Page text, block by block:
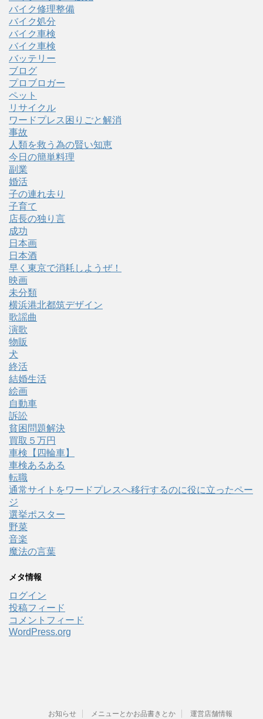
バイク修理整備
バイク処分
バイク車検
バイク車検
バッテリー
ブログ
プロブロガー
ペット
リサイクル
ワードプレス困りごと解消
事故
人類を救う為の賢い知恵
今日の簡単料理
副業
婚活
子の連れ去り
子育て
店長の独り言
成功
日本画
日本酒
早く東京で消耗しようぜ！
映画
未分類
横浜港北都筑デザイン
歌謡曲
演歌
物販
犬
終活
結婚生活
絵画
自動車
訴訟
貧困問題解決
買取５万円
車検【四輪車】
車検あるある
転職
通常サイトをワードプレスへ移行するのに役に立ったペー
ジ
選挙ポスター
野菜
音楽
魔法の言葉
メタ情報
ログイン
投稿フィード
コメントフィード
WordPress.org
お知らせ メニューとかお品書きとか 運営店舗情報